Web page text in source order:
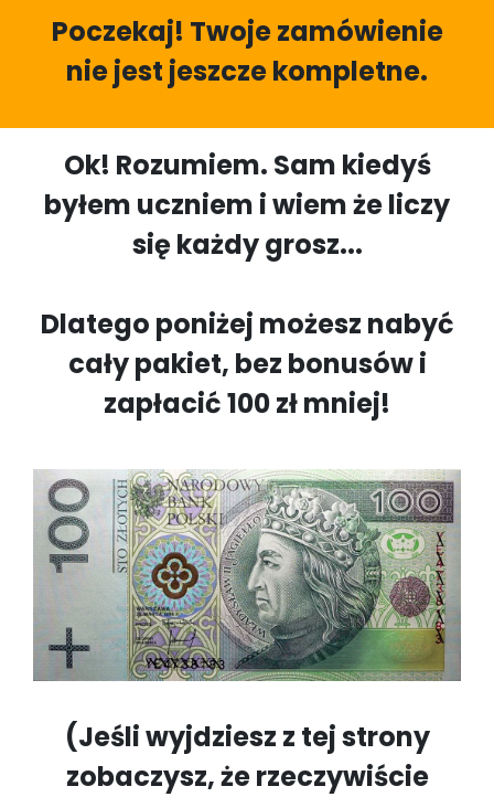
Poczekaj! Twoje zamówienie
nie jest jeszcze kompletne.
Ok! Rozumiem. Sam kiedyś
byłem uczniem i wiem że liczy
się każdy grosz...
Dlatego poniżej możesz nabyć
cały pakiet, bez bonusów i
zapłacić 100 zł mniej!
(Jeśli wyjdziesz z tej strony
zobaczysz, że rzeczywiście